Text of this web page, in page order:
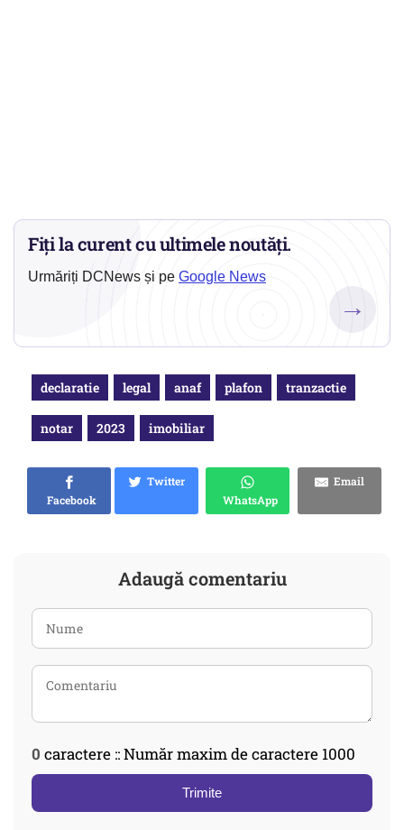
Fiți la curent cu ultimele noutăți.
Urmăriți DCNews și pe Google News
→
declaratie legal anaf plafon tranzactie
notar 2023 imobiliar
Facebook
Twitter
WhatsApp
Email
Adaugă comentariu
0 caractere :: Număr maxim de caractere 1000
Trimite